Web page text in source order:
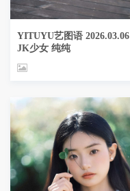
YITUYU艺图语 2026.03.06
JK少女 纯纯